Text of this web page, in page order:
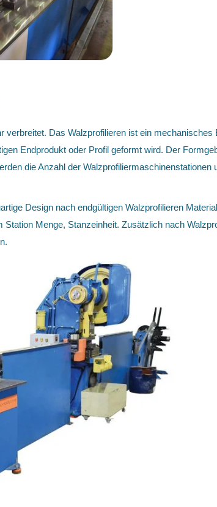
verbreitet. Das Walzprofilieren ist ein
Endprodukt oder Profil geformt wird. Der
die Anzahl der
Design nach endgültigen Walzprofilieren
Menge, Stanzeinheit. Zusätzlich nach